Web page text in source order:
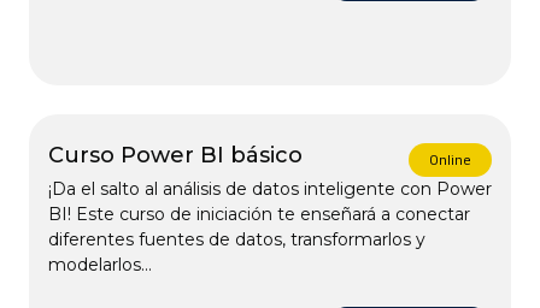
Curso Power BI básico Online
¡Da el salto al análisis de datos inteligente con Power
BI! Este curso de iniciación te enseñará a conectar
diferentes fuentes de datos, transformarlos y
modelarlos...